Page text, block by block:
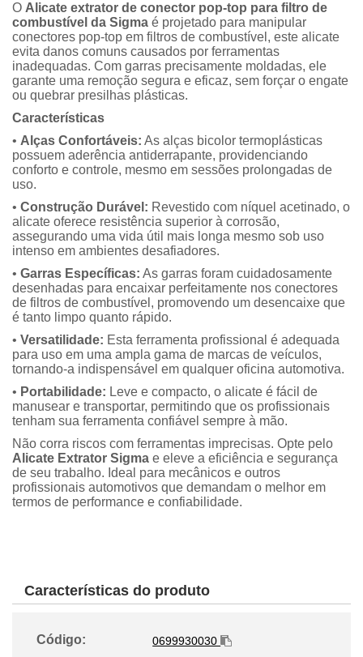
O Alicate extrator de conector pop-top para filtro de
combustível da Sigma é projetado para manipular
conectores pop-top em filtros de combustível, este alicate
evita danos comuns causados por ferramentas
inadequadas. Com garras precisamente moldadas, ele
garante uma remoção segura e eficaz, sem forçar o engate
ou quebrar presilhas plásticas.
Características
• Alças Confortáveis: As alças bicolor termoplásticas
possuem aderência antiderrapante, providenciando
conforto e controle, mesmo em sessões prolongadas de
uso.
• Construção Durável: Revestido com níquel acetinado, o
alicate oferece resistência superior à corrosão,
assegurando uma vida útil mais longa mesmo sob uso
intenso em ambientes desafiadores.
• Garras Específicas: As garras foram cuidadosamente
desenhadas para encaixar perfeitamente nos conectores
de filtros de combustível, promovendo um desencaixe que
é tanto limpo quanto rápido.
• Versatilidade: Esta ferramenta profissional é adequada
para uso em uma ampla gama de marcas de veículos,
tornando-a indispensável em qualquer oficina automotiva.
• Portabilidade: Leve e compacto, o alicate é fácil de
manusear e transportar, permitindo que os profissionais
tenham sua ferramenta confiável sempre à mão.
Não corra riscos com ferramentas imprecisas. Opte pelo
Alicate Extrator Sigma e eleve a eficiência e segurança
de seu trabalho. Ideal para mecânicos e outros
profissionais automotivos que demandam o melhor em
termos de performance e confiabilidade.
Características do produto
Código: 0699930030